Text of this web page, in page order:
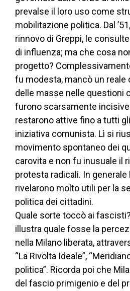
prevalse il loro uso come
mobilitazione politica. Dal
rinnovo di Greppi, le
di influenza; ma che cosa
progetto?
fu modesta, mancò un
delle masse nelle questioni
furono scarsamente
restarono attive fino a tutti gli
iniziativa comunista. Lì si
movimento spontaneo dei
carovita e non fu inusuale il
protesta radicali. In
rivelarono molto utili per la
politica dei cittadini.
Quale sorte toccò ai fascisti?
illustra quale fosse la
nella Milano liberata,
“La Rivolta Ideale”,
politica”. Ricorda poi che
del fascio primigenio e del